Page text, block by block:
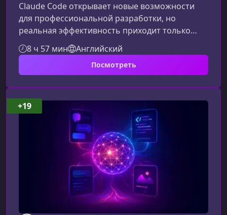
Claude Code открывает новые возможности
для профессиональной разработки, но
реальная эффективность приходит только
тогда, когда ИИ используется осознанно. В
этом курсе вы узнаете, как превратить Claude
Code в надежный инженерный инструмент, а
научитесь ускорять работу без потери
качества и контроля над проектом.Что даст
вам этот курсКурс специально создан для
разработчиков, которым важно писать
8 ч 57 мин Английский
Посмотреть
+19